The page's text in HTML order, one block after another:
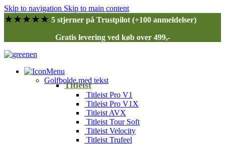
Skip to navigation Skip to main content
★★★★★ 5 stjerner på Trustpilot (+100 anmeldelser)
Gratis levering ved køb over 499,-
Menu
Golfbolde med tekst
Titleist
Titleist Pro V1
Titleist Pro V1X
Titleist AVX
Titleist Tour Soft
Titleist Velocity
Titleist Trufeel